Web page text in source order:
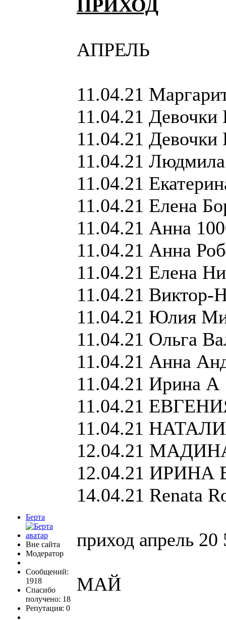
Берта
Вне сайта
Модератор
Сообщений:
1918
Спасибо
получено: 18
Репутация: 0
ПРИХОД
АПРЕЛЬ
11.04.21
11.04.21 Девочки
11.04.21 Девочки
11.04.21
11.04.21
11.04.21 Елена
11.04.21 Анна
11.04.21 Анна
11.04.21 Елена
11.04.21 Виктор-
11.04.21 Юлия
11.04.21 Ольга
11.04.21 Анна
11.04.21 Ирина А
11.04.21
11.04.21
12.04.21
12.04.21 ИРИНА
14.04.21 Renata
приход апрель 20
МАЙ